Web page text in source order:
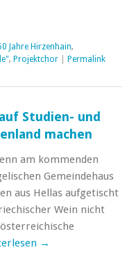
Jahre Hirzenhain,
, Projektchor Permalink
Studien- und
machen
am kommenden
Gemeindehaus
aus Hellas aufgetischt
Wein nicht
→